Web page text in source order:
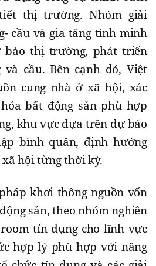
thị trường. Nhóm giải
cầu và gia tăng tính minh
báo thị trường, phát triển
cầu. Bên cạnh đó, Việt
cung nhà ở xã hội, xác
bất động sản phù hợp
khu vực dựa trên dự báo
bình quân, định hướng
hội từng thời kỳ.
khơi thông nguồn vốn
sản, theo nhóm nghiên
tín dụng cho lĩnh vực
hợp lý phù hợp với năng